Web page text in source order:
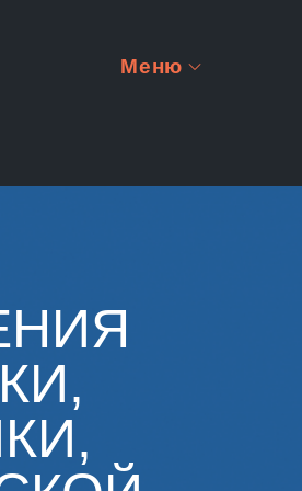
Меню